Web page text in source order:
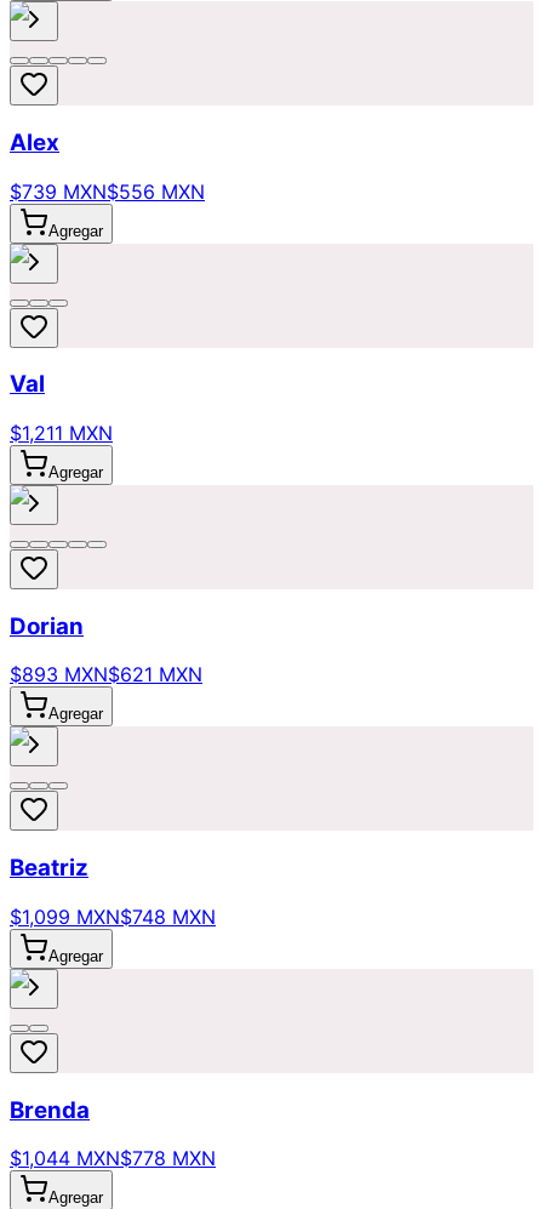
Alex
$739 MXN$556 MXN
Agregar
Val
$1,211 MXN
Agregar
Dorian
$893 MXN$621 MXN
Agregar
Beatriz
$1,099 MXN$748 MXN
Agregar
Brenda
$1,044 MXN$778 MXN
Agregar